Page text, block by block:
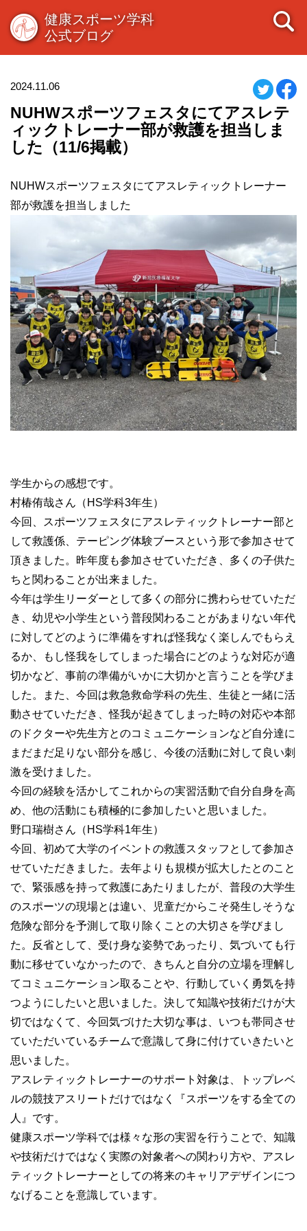
健康スポーツ学科
公式ブログ
2024.11.06
NUHWスポーツフェスタにてアスレテ
ィックトレーナー部が救護を担当しま
した（11/6掲載）
NUHWスポーツフェスタにてアスレティックトレーナー
部が救護を担当しました
学生からの感想です。
村椿侑哉さん（HS学科3年生）
今回、スポーツフェスタにアスレティックトレーナー部と
して救護係、テーピング体験ブースという形で参加させて
頂きました。昨年度も参加させていただき、多くの子供た
ちと関わることが出来ました。
今年は学生リーダーとして多くの部分に携わらせていただ
き、幼児や小学生という普段関わることがあまりない年代
に対してどのように準備をすれば怪我なく楽しんでもらえ
るか、もし怪我をしてしまった場合にどのような対応が適
切かなど、事前の準備がいかに大切かと言うことを学びま
した。また、今回は救急救命学科の先生、生徒と一緒に活
動させていただき、怪我が起きてしまった時の対応や本部
のドクターや先生方とのコミュニケーションなど自分達に
まだまだ足りない部分を感じ、今後の活動に対して良い刺
激を受けました。
今回の経験を活かしてこれからの実習活動で自分自身を高
め、他の活動にも積極的に参加したいと思いました。
野口瑞樹さん（HS学科1年生）
今回、初めて大学のイベントの救護スタッフとして参加さ
せていただきました。去年よりも規模が拡大したとのこと
で、緊張感を持って救護にあたりましたが、普段の大学生
のスポーツの現場とは違い、児童だからこそ発生しそうな
危険な部分を予測して取り除くことの大切さを学びまし
た。反省として、受け身な姿勢であったり、気づいても行
動に移せていなかったので、きちんと自分の立場を理解し
てコミュニケーション取ることや、行動していく勇気を持
つようにしたいと思いました。決して知識や技術だけが大
切ではなくて、今回気づけた大切な事は、いつも帯同させ
ていただいているチームで意識して身に付けていきたいと
思いました。
アスレティックトレーナーのサポート対象は、トップレベ
ルの競技アスリートだけではなく『スポーツをする全ての
人』です。
健康スポーツ学科では様々な形の実習を行うことで、知識
や技術だけではなく実際の対象者への関わり方や、アスレ
ティックトレーナーとしての将来のキャリアデザインにつ
なげることを意識しています。